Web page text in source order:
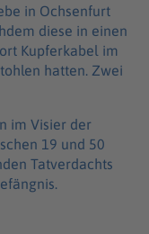
in Ochsenfurt
diese in einen
Kupferkabel im
hatten. Zwei
im Visier der
19 und 50
Tatverdachts